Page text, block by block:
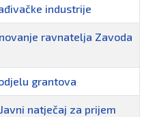
industrije
ravnatelja Zavoda
grantova
natječaj za prijem